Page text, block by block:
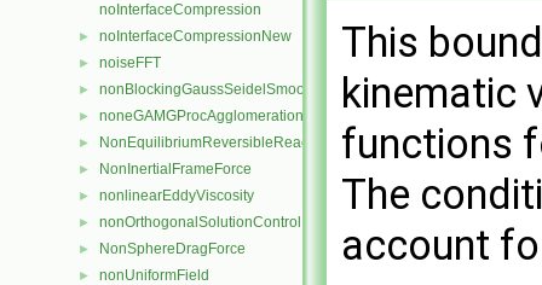
noInterfaceCompression
► noInterfaceCompressionNew
► noiseFFT
► nonBlockingGaussSeidelSmoother
► noneGAMGProcAgglomeration
► NonEquilibriumReversibleReaction
► NonInertialFrameForce
► nonlinearEddyViscosity
► nonOrthogonalSolutionControl
► NonSphereDragForce
► nonUniformField
This
kinematic
functions
The
account